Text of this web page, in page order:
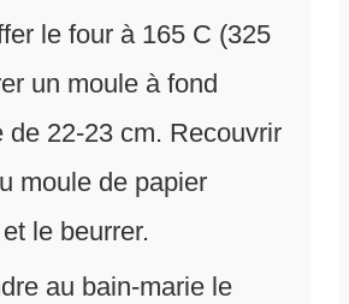
le four à 165 C (325
un moule à fond
de 22-23 cm. Recouvrir
moule de papier
le beurrer.
au bain-marie le